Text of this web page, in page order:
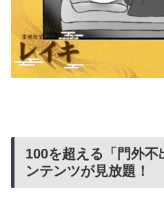
​100を超える「門外不
ンテンツが見放題！